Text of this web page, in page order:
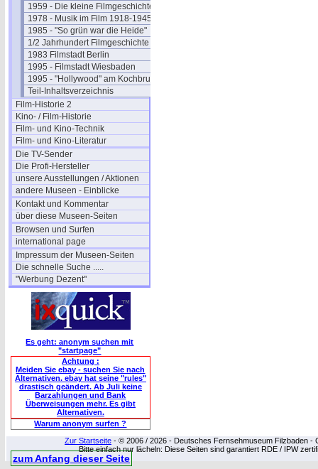
1959 - Die kleine Filmgeschichte
1978 - Musik im Film 1918-1945
1985 - "So grün war die Heide"
1/2 Jahrhundert Filmgeschichte
1983 Filmstadt Berlin
1995 - Filmstadt Wiesbaden
1995 - "Hollywood" am Kochbrunnen
Teil-Inhaltsverzeichnis
Film-Historie 2
Kino- / Film-Historie
Film- und Kino-Technik
Film- und Kino-Literatur
Die TV-Sender
Die Profi-Hersteller
unsere Ausstellungen / Aktionen
andere Museen - Einblicke
Kontakt und Kommentar
über diese Museen-Seiten
Browsen und Surfen
international page
Impressum der Museen-Seiten
Die schnelle Suche .....
"Werbung Dezent"
Es geht: anonym suchen mit
"startpage"
Achtung :
Meiden Sie ebay - suchen Sie nach
Alternativen. ebay hat seine "rules"
drastisch geändert. Ab Juli keine
Barzahlungen und Bank
Überweisungen mehr. Es gibt
Alternativen.
Warum anonym surfen ?
Zur Startseite - © 2006 / 2026 - Deutsches Fernsehmuseum Filzbaden -
Bitte einfach nur lächeln: Diese Seiten sind garantiert RDE / IPW
zum Anfang dieser Seite